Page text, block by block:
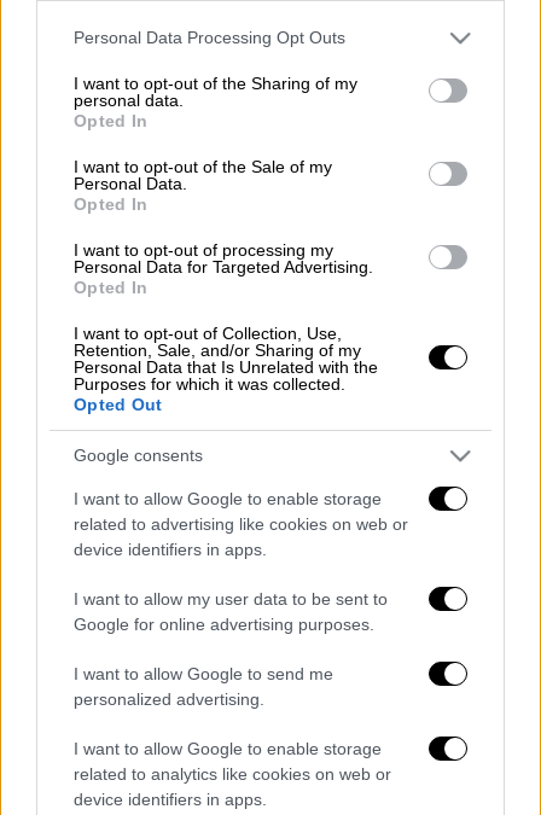
Please note that this website/app uses one or more Google
not limited to your visit or usage behaviour. You may click to
grant or deny consent to Google and its third-party tags to
use your data for below specified purposes in below Google
consent section.
Personal Data Processing Opt Outs
I want to opt-out of the Sharing of my
personal data.
Opted In
I want to opt-out of the Sale of my
Personal Data.
Opted In
I want to opt-out of processing my
Personal Data for Targeted Advertising.
Opted In
I want to opt-out of Collection, Use,
Retention, Sale, and/or Sharing of my
Personal Data that Is Unrelated with the
Purposes for which it was collected.
Opted Out
Google consents
I want to allow Google to enable storage
related to advertising like cookies on web or
device identifiers in apps.
I want to allow my user data to be sent to
Google for online advertising purposes.
I want to allow Google to send me
personalized advertising.
I want to allow Google to enable storage
related to analytics like cookies on web or
device identifiers in apps.
στο Instagram.
Στη λεζάντα, μάλιστα, έγραψε:
«Αφιερωμένο!», με tags τον
και τον σκηνοθέτη του στο θέατρο,
Νικορέστη Χανιωτάκη. Ανάμεσα στα πολλά
σχόλια που ακολούθησαν ήταν και του
ηθοποιούΑλέξανδρου
Μπουρδούμη
: «Υπέροχος! πρέπει να κάνεις
Κωνσταντάκηνα συμπληρώνει: «ή πρωινό»